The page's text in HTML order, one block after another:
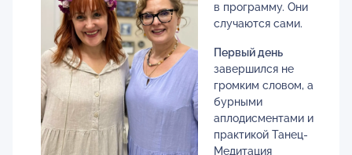
в программу. Они
случаются сами.
Первый день
завершился не
громким словом, а
бурными
аплодисментами и
практикой Танец-
Медитация